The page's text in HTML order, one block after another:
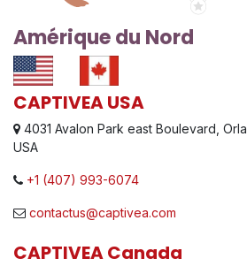
Amérique du Nord
CAPTIVEA USA
4031 Avalon Park east Boulevard,
USA
+1 (407) 993-6074
contactus@captivea.com
CAPTIVEA Canada